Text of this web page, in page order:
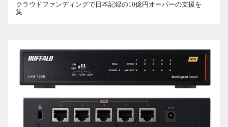
クラウドファンディングで日本記録の10億円オーバーの支援を
集...